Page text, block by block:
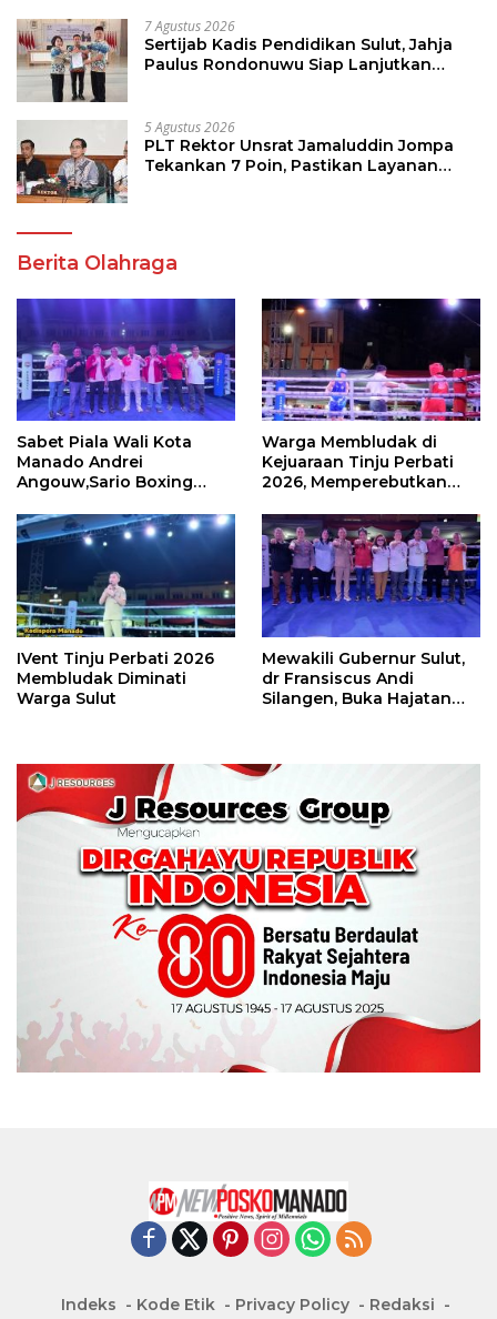
7 Agustus 2026
Sertijab Kadis Pendidikan Sulut, Jahja
Paulus Rondonuwu Siap Lanjutkan
5 Agustus 2026
PLT Rektor Unsrat Jamaluddin Jompa
Tekankan 7 Poin, Pastikan Layanan
Berita Olahraga
Sabet Piala Wali Kota
Manado Andrei
Angouw,Sario Boxing
Perbati 2026
Warga Membludak di
Kejuaraan Tinju Perbati
2026, Memperebutkan
IVent Tinju Perbati 2026
Membludak Diminati
Warga Sulut
Mewakili Gubernur Sulut,
dr Fransiscus Andi
Silangen, Buka Hajatan
Indeks Kode Etik Privacy Policy
Redaksi